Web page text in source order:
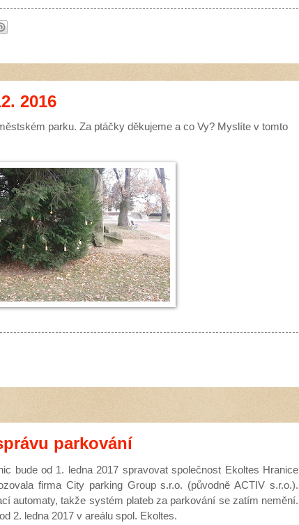
2016
parku. Za ptáčky děkujeme a co Vy? Myslíte v tomto
parkování
bude od 1. ledna 2017 spravovat společnost Ekoltes Hranice
firma City parking Group s.r.o. (původně ACTIV s.r.o.).
automaty, takže systém plateb za parkování se zatím nemění.
2. ledna 2017 v areálu spol. Ekoltes.